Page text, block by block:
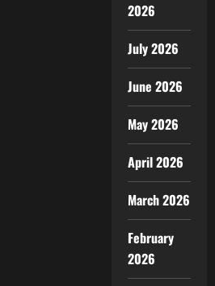
2026
July 2026
June 2026
May 2026
April 2026
March 2026
February
2026